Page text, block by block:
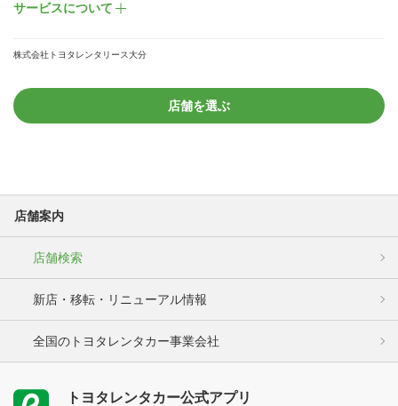
サービスについて
株式会社トヨタレンタリース大分
店舗を選ぶ
店舗案内
店舗検索
新店・移転・リニューアル情報
全国のトヨタレンタカー事業会社
トヨタレンタカー公式アプリ